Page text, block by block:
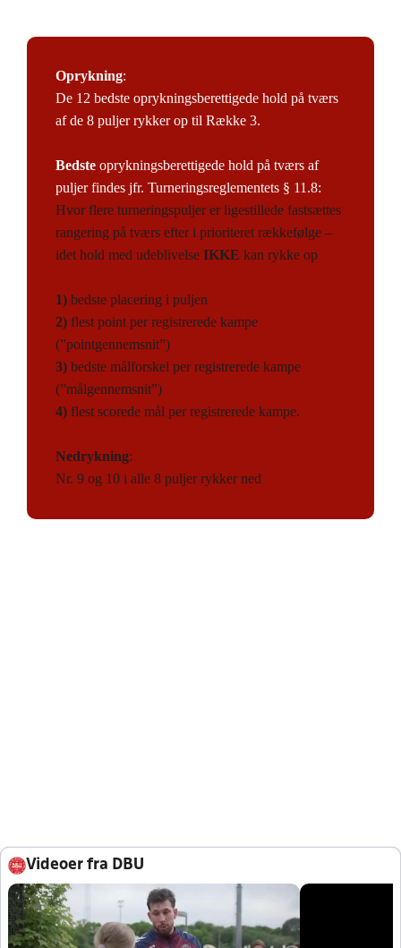
Oprykning:
De 12 bedste oprykningsberettigede hold på tværs
af de 8 puljer rykker op til Række 3.
Bedste oprykningsberettigede hold på tværs af
puljer findes jfr. Turneringsreglementets § 11.8:
Hvor flere turneringspuljer er ligestillede fastsættes
rangering på tværs efter i prioriteret rækkefølge –
idet hold med udeblivelse IKKE kan rykke op
1) bedste placering i puljen
2) flest point per registrerede kampe
(”pointgennemsnit”)
3) bedste målforskel per registrerede kampe
(”målgennemsnit”)
4) flest scorede mål per registrerede kampe.
Nedrykning:
Nr. 9 og 10 i alle 8 puljer rykker ned
Videoer fra DBU